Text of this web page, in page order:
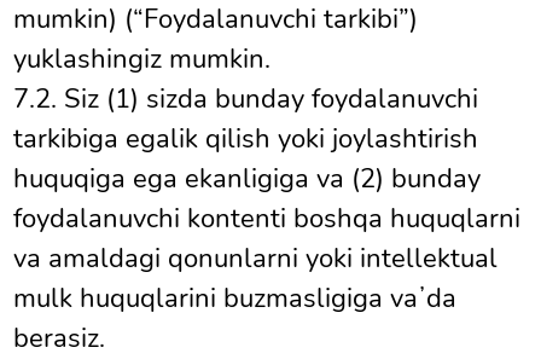
mumkin) (“Foydalanuvchi tarkibi”)
yuklashingiz mumkin.
7.2. Siz (1) sizda bunday foydalanuvchi
tarkibiga egalik qilish yoki joylashtirish
huquqiga ega ekanligiga va (2) bunday
foydalanuvchi kontenti boshqa huquqlarni
va amaldagi qonunlarni yoki intellektual
mulk huquqlarini buzmasligiga vaʼda
berasiz.